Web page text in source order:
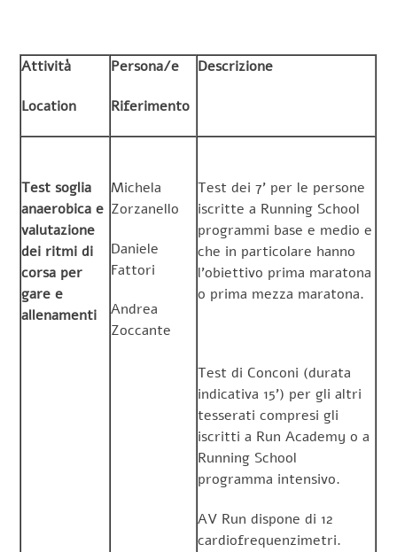
Attività
Location
Persona/e
Riferimento
Descrizione
Test soglia
anaerobica e
valutazione
dei ritmi di
corsa per
gare e
allenamenti
Michela
Zorzanello
Daniele
Fattori
Andrea
Zoccante
Test dei 7’ per le persone
iscritte a Running School
programmi base e medio e
che in particolare hanno
l’obiettivo prima maratona
o prima mezza maratona.
Test di Conconi (durata
indicativa 15’) per gli altri
tesserati compresi gli
iscritti a Run Academy o a
Running School
programma intensivo.
AV Run dispone di 12
cardiofrequenzimetri.